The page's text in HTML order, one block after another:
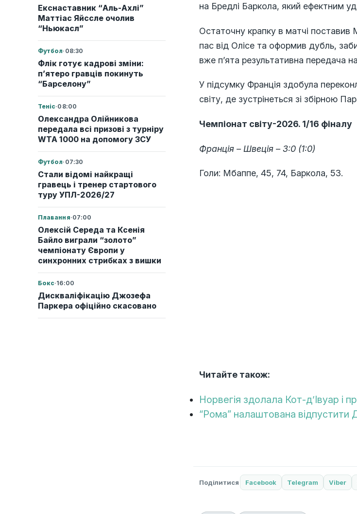
Екснаставник “Аль-Ахлі”
Маттіас Яйссле очолив
“Ньюкасл”
Футбол· 08:30
Флік готує кадрові зміни:
п’ятеро гравців покинуть
“Барселону”
Теніс·08:00
Олександра Олійникова
передала всі призові з турніру
WTA 1000 на допомогу ЗСУ
Футбол· 07:30
Стали відомі найкращі
гравець і тренер стартового
туру УПЛ-2026/27
Плавання·07:00
Олексій Середа та Ксенія
Байло виграли “золото”
чемпіонату Європи у
синхронних стрибках з вишки
Бокс·16:00
Дискваліфікацію Джозефа
Паркера офіційно скасовано
на Бредлі Баркола, який ефектним
Остаточну крапку в матчі поставив
пас від Олісе та оформив дубль,
вже п’ята результативна передача
У підсумку Франція здобула
світу, де зустрінеться зі збірною
Чемпіонат світу-2026. 1/16 фіналу
Франція – Швеція – 3:0 (1:0)
Голи: Мбаппе, 45, 74, Баркола, 53.
Читайте також:
Норвегія здолала Кот-д’Івуар і
“Рома” налаштована відпустити
Поділитися Facebook Telegram Viber